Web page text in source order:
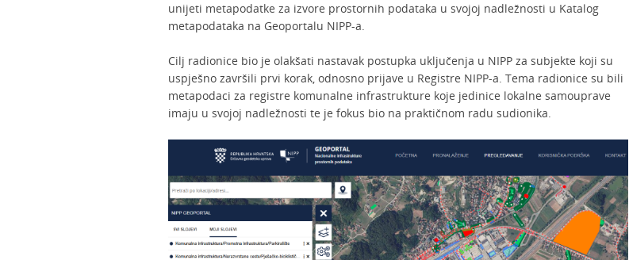
unijeti metapodatke za izvore prostornih podataka u svojoj nadležnosti u Katalog
metapodataka na Geoportalu NIPP-a.
Cilj radionice bio je olakšati nastavak postupka uključenja u NIPP za subjekte koji su
uspješno završili prvi korak, odnosno prijave u Registre NIPP-a. Tema radionice su bili
metapodaci za registre komunalne infrastrukture koje jedinice lokalne samouprave
imaju u svojoj nadležnosti te je fokus bio na praktičnom radu sudionika.